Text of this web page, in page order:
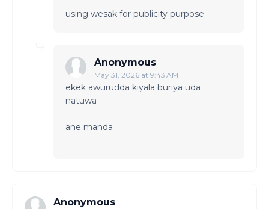
using wesak for publicity purpose
Anonymous
May 31, 2026 at 9:43 AM
ekek awurudda kiyala buriya uda
natuwa
ane manda
Anonymous